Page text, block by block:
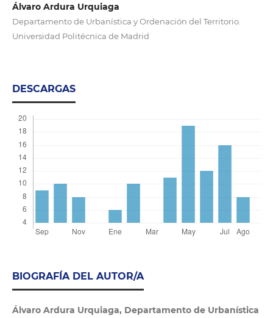
Álvaro Ardura Urquiaga
Departamento de Urbanística y Ordenación del Territorio.
Universidad Politécnica de Madrid
DESCARGAS
BIOGRAFÍA DEL AUTOR/A
Álvaro Ardura Urquiaga, Departamento de Urbanística